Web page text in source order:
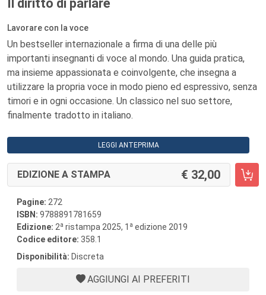
Il diritto di parlare
Lavorare con la voce
Un bestseller internazionale a firma di una delle più
importanti insegnanti di voce al mondo. Una guida pratica,
ma insieme appassionata e coinvolgente, che insegna a
utilizzare la propria voce in modo pieno ed espressivo, senza
timori e in ogni occasione. Un classico nel suo settore,
finalmente tradotto in italiano.
LEGGI ANTEPRIMA
EDIZIONE A STAMPA 32,00
Pagine: 272
ISBN: 9788891781659
Edizione: 2a ristampa 2025, 1 a edizione 2019
Codice editore: 358.1
Disponibilità: Discreta
AGGIUNGI AI PREFERITI